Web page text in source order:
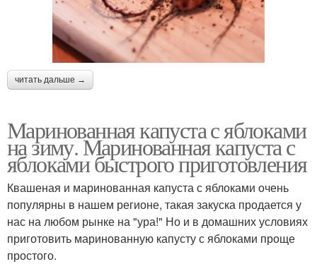
читать дальше →
Маринованная капуста с яблоками
на зиму. Маринованная капуста с
яблоками быстрого приготовления
Квашеная и маринованная капуста с яблоками очень
популярны в нашем регионе, такая закуска продается у
нас на любом рынке на "ура!" Но и в домашних условиях
приготовить маринованную капусту с яблоками проще
простого.